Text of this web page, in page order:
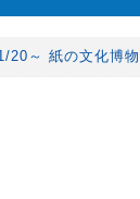
20～ 紙の文化博